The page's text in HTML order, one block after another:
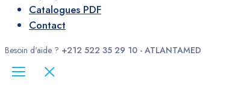
Catalogues PDF
Contact
Besoin d'aide ? +212 522 35 29 10 - ATLANTAMED